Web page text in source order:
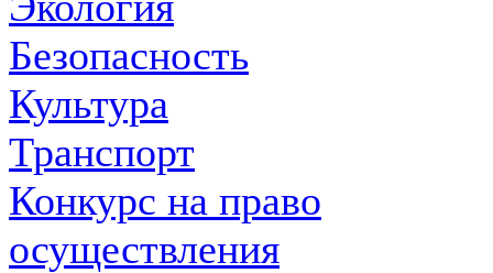
Безопасность
Культура
Транспорт
Конкурс на право
осуществления